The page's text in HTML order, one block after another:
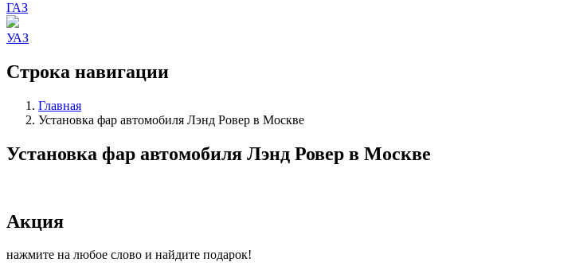
ГАЗ
УАЗ
Строка навигации
Главная
Установка фар автомобиля Лэнд Ровер в Москве
Установка фар автомобиля Лэнд Ровер в Москве
Акция
нажмите на любое слово и найдите подарок!